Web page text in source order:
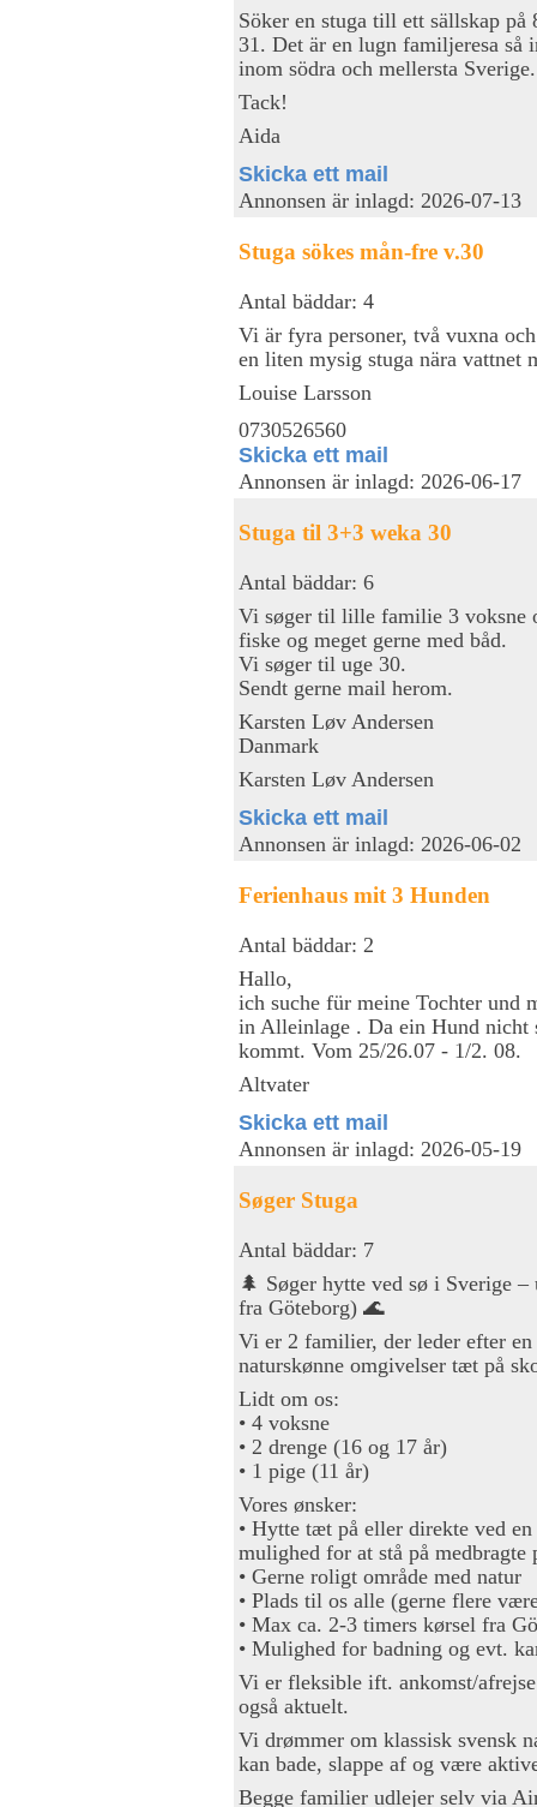
Söker en stuga till ett sällskap
31. Det är en lugn familjeresa så
inom södra och mellersta Sverige.
Tack!
Aida
Skicka ett mail
Annonsen är inlagd: 2026-07-13
Stuga sökes mån-fre v.30
Antal bäddar: 4
Vi är fyra personer, två vuxna
en liten mysig stuga nära vattnet
Louise Larsson
0730526560
Skicka ett mail
Annonsen är inlagd: 2026-06-17
Stuga til 3+3 weka 30
Antal bäddar: 6
Vi søger til lille familie 3 voksne
fiske og meget gerne med båd.
Vi søger til uge 30.
Sendt gerne mail herom.
Karsten Løv Andersen
Danmark
Karsten Løv Andersen
Skicka ett mail
Annonsen är inlagd: 2026-06-02
Ferienhaus mit 3 Hunden
Antal bäddar: 2
Hallo,
ich suche für meine Tochter und
in Alleinlage . Da ein Hund nicht
kommt. Vom 25/26.07 - 1/2. 08.
Altvater
Skicka ett mail
Annonsen är inlagd: 2026-05-19
Søger Stuga
Antal bäddar: 7
🌲 Søger hytte ved sø i Sverige
fra Göteborg) 🌊
Vi er 2 familier, der leder efter
naturskønne omgivelser tæt på
Lidt om os:
• 4 voksne
• 2 drenge (16 og 17 år)
• 1 pige (11 år)
Vores ønsker:
• Hytte tæt på eller direkte ved
mulighed for at stå på medbragte
• Gerne roligt område med natur
• Plads til os alle (gerne flere
• Max ca. 2-3 timers kørsel fra
• Mulighed for badning og evt.
Vi er fleksible ift. ankomst/
også aktuelt.
Vi drømmer om klassisk svensk
kan bade, slappe af og være
Begge familier udlejer selv via